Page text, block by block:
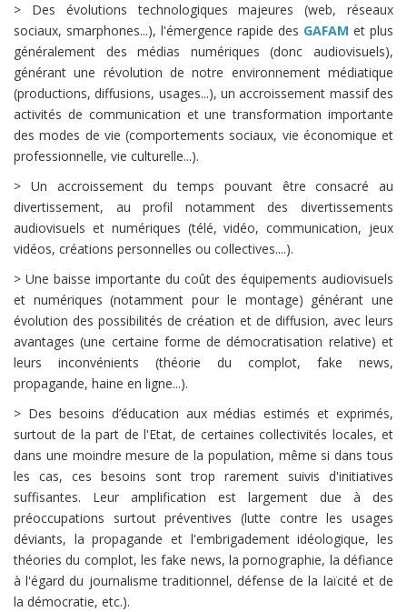
> Des évolutions technologiques majeures (web, réseaux
sociaux, smarphones...), l'émergence rapide des GAFAM et plus
généralement des médias numériques (donc audiovisuels),
générant une révolution de notre environnement médiatique
(productions, diffusions, usages...), un accroissement massif des
activités de communication et une transformation importante
des modes de vie (comportements sociaux, vie économique et
professionnelle, vie culturelle...).
> Un accroissement du temps pouvant être consacré au
divertissement, au profil notamment des divertissements
audiovisuels et numériques (télé, vidéo, communication, jeux
vidéos, créations personnelles ou collectives....).
> Une baisse importante du coût des équipements audiovisuels
et numériques (notamment pour le montage) générant une
évolution des possibilités de création et de diffusion, avec leurs
avantages (une certaine forme de démocratisation relative) et
leurs inconvénients (théorie du complot, fake news,
propagande, haine en ligne...).
> Des besoins d’éducation aux médias estimés et exprimés,
surtout de la part de l'Etat, de certaines collectivités locales, et
dans une moindre mesure de la population, même si dans tous
les cas, ces besoins sont trop rarement suivis d'initiatives
suffisantes. Leur amplification est largement due à des
préoccupations surtout préventives (lutte contre les usages
déviants, la propagande et l'embrigadement idéologique, les
théories du complot, les fake news, la pornographie, la défiance
à l'égard du journalisme traditionnel, défense de la laïcité et de
la démocratie, etc.).